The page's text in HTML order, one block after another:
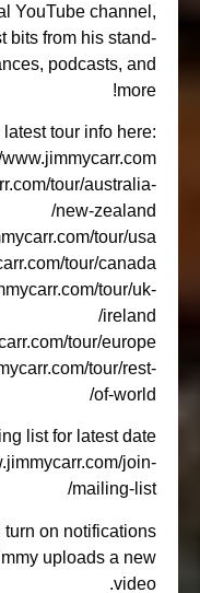
official YouTube
best bits from his
podcasts,
my latest tour info
https://
tour/
new-
tour/
tour/
tour/
tour/
tour/
of-
mailing list for latest
www.jimmycarr.com/
mailing-
and turn on
Jimmy uploads a